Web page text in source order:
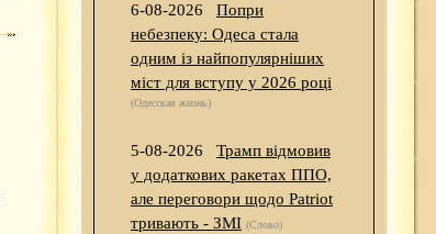
6-08-2026
Попри
небезпеку: Одеса стала
одним із найпопулярніших
міст для вступу у 2026 році
(Одесская жизнь)
5-08-2026
Трамп відмовив
у додаткових ракетах ППО,
але переговори щодо Patriot
тривають - ЗМІ (Слово)